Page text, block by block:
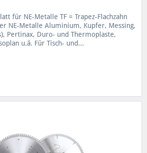
für NE-Metalle TF = Trapez-Flachzahn
NE-Metalle Aluminium, Kupfer, Messing,
Pertinax, Duro- und Thermoplaste,
u.ä. Für Tisch- und...